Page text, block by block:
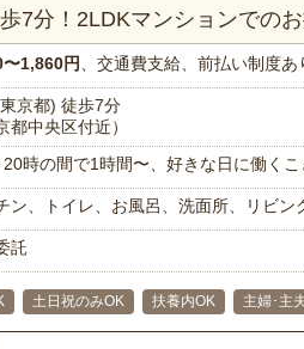
7分！2LDKマンションでの
1,860円 、交通費支給、前払い制度あ
京都) 徒歩7分
都中央区付近）
時の間で1時間〜、好きな日に働く
ン、トイレ、お風呂、洗面所、リビン
託
土日祝のみOK 扶養内OK 主婦･主